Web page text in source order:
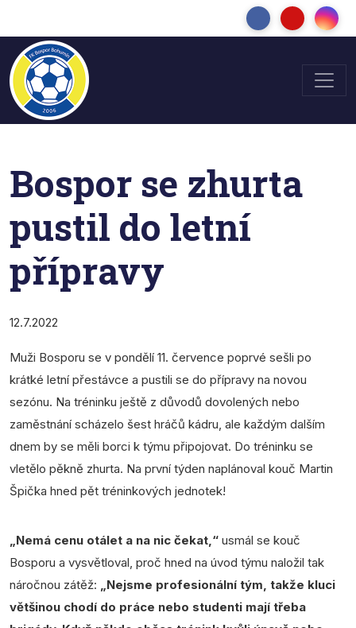
Bospor se zhurta
pustil do letní
přípravy
12.7.2022
Muži Bosporu se v pondělí 11. července poprvé sešli po
krátké letní přestávce a pustili se do přípravy na novou
sezónu. Na tréninku ještě z důvodů dovolených nebo
zaměstnání scházelo šest hráčů kádru, ale každým dalším
dnem by se měli borci k týmu připojovat. Do tréninku se
vletělo pěkně zhurta. Na první týden naplánoval kouč Martin
Špička hned pět tréninkových jednotek!
„Nemá cenu otálet a na nic čekat,“ usmál se kouč
Bosporu a vysvětloval, proč hned na úvod týmu naložil tak
náročnou zátěž: „Nejsme profesionální tým, takže kluci
většinou chodí do práce nebo studenti mají třeba